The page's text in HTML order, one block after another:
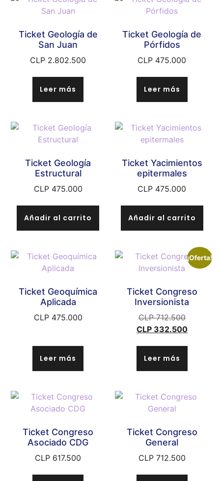
Ticket Geología de
San Juan
CLP 2.802.500
Leer más
Ticket Geología de
Pórfidos
CLP 475.000
Leer más
Ticket Geología
Estructural
CLP 475.000
Añadir al carrito
Ticket Yacimientos
epitermales
CLP 475.000
Añadir al carrito
Ticket Geoquímica
Aplicada
CLP 475.000
Leer más
¡Oferta!
Ticket Congreso
Inversionista
CLP712.500
CLP 332.500
Leer más
Ticket Congreso
Asociado CDG
CLP 617.500
Ticket Congreso
General
CLP 712.500